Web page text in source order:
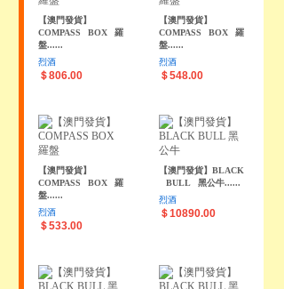
【澳門發貨】
COMPASS
BOX
羅
盤......
烈酒
＄806.00
【澳門發貨】
COMPASS
BOX
羅
盤......
烈酒
＄548.00
【澳門發貨】
COMPASS
BOX
羅
盤......
烈酒
＄533.00
【澳門發貨】BLACK
BULL
黑公牛......
烈酒
＄10890.00